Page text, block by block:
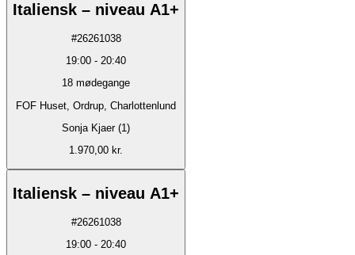
Italiensk – niveau A1+
#26261038
19:00 - 20:40
18 mødegange
FOF Huset, Ordrup, Charlottenlund
Sonja Kjaer (1)
1.970,00 kr.
Italiensk – niveau A1+
#26261038
19:00 - 20:40